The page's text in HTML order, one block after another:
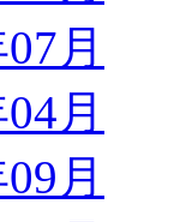
月
月
月